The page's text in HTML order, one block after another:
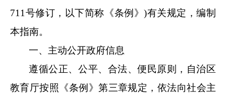
711号修订，以下简称《条例》)有关规定，编制
本指南。
一、主动公开政府信息
遵循公正、公平、合法、便民原则， 自治区
教育厅按照《条例》第三章规定，依法向社会主